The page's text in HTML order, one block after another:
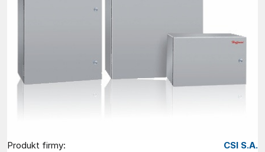
Produkt firmy:
CSI S.A.